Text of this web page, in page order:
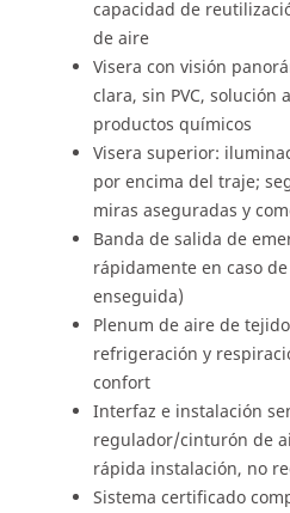
capacidad de
de aire
Visera con visión
clara, sin PVC, solución
productos químicos
Visera superior:
por encima del traje;
miras aseguradas y
Banda de salida de
rápidamente en caso
enseguida)
Plenum de aire de
refrigeración y
confort
Interfaz e instalación
regulador/cinturón de
rápida instalación, no
Sistema certificado